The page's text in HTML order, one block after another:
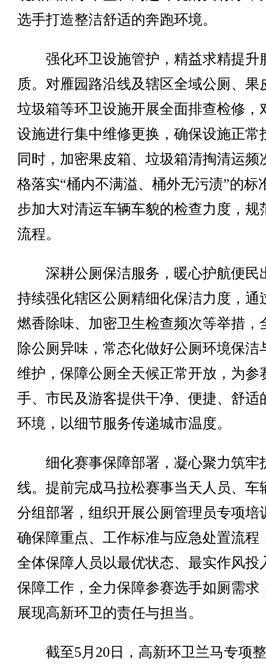
选手打造整洁舒适的奔跑环境。
强化环卫设施管护，精益求精提升
质。对雁园路沿线及辖区全域公厕、果
垃圾箱等环卫设施开展全面排查检修，
设施进行集中维修更换，确保设施正常
同时，加密果皮箱、垃圾箱清掏清运频
格落实“桶内不满溢、桶外无污渍”的标
步加大对清运车辆车貌的检查力度，规
流程。
深耕公厕保洁服务，暖心护航便民
持续强化辖区公厕精细化保洁力度，通
燃香除味、加密卫生检查频次等举措，
除公厕异味，常态化做好公厕环境保洁
维护，保障公厕全天候正常开放，为参
手、市民及游客提供干净、便捷、舒适
环境，以细节服务传递城市温度。
细化赛事保障部署，凝心聚力筑牢
线。提前完成马拉松赛事当天人员、车
分组部署，组织开展公厕管理员专项培
确保障重点、工作标准与应急处置流程
全体保障人员以最优状态、最实作风投
保障工作，全力保障参赛选手如厕需求
展现高新环卫的责任与担当。
截至5月20日，高新环卫兰马专项